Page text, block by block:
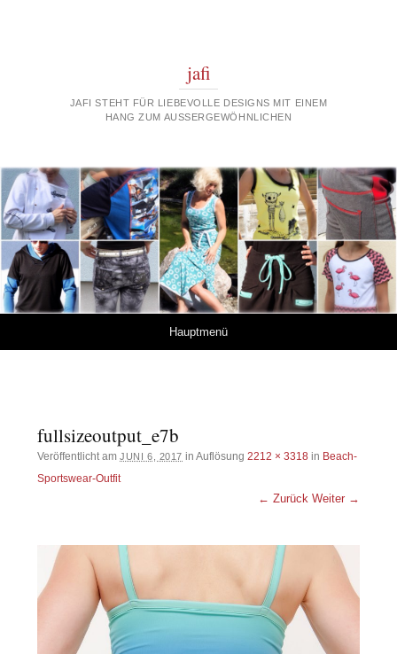
jafi
JAFI STEHT FÜR LIEBEVOLLE DESIGNS MIT EINEM
HANG ZUM AUSSERGEWÖHNLICHEN
Hauptmenü
fullsizeoutput_e7b
Veröffentlicht amJUNI 6, 2017 in Auflösung 2212 × 3318 in Beach-
Sportswear-Outfit
← Zurück Weiter →